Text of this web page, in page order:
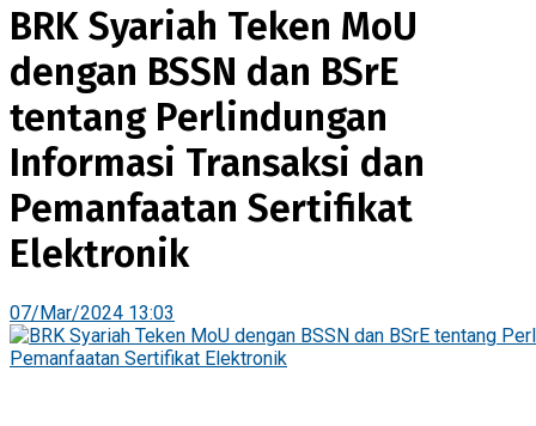
BRK Syariah Teken MoU
dengan BSSN dan BSrE
tentang Perlindungan
Informasi Transaksi dan
Pemanfaatan Sertifikat
Elektronik
07/Mar/2024 13:03